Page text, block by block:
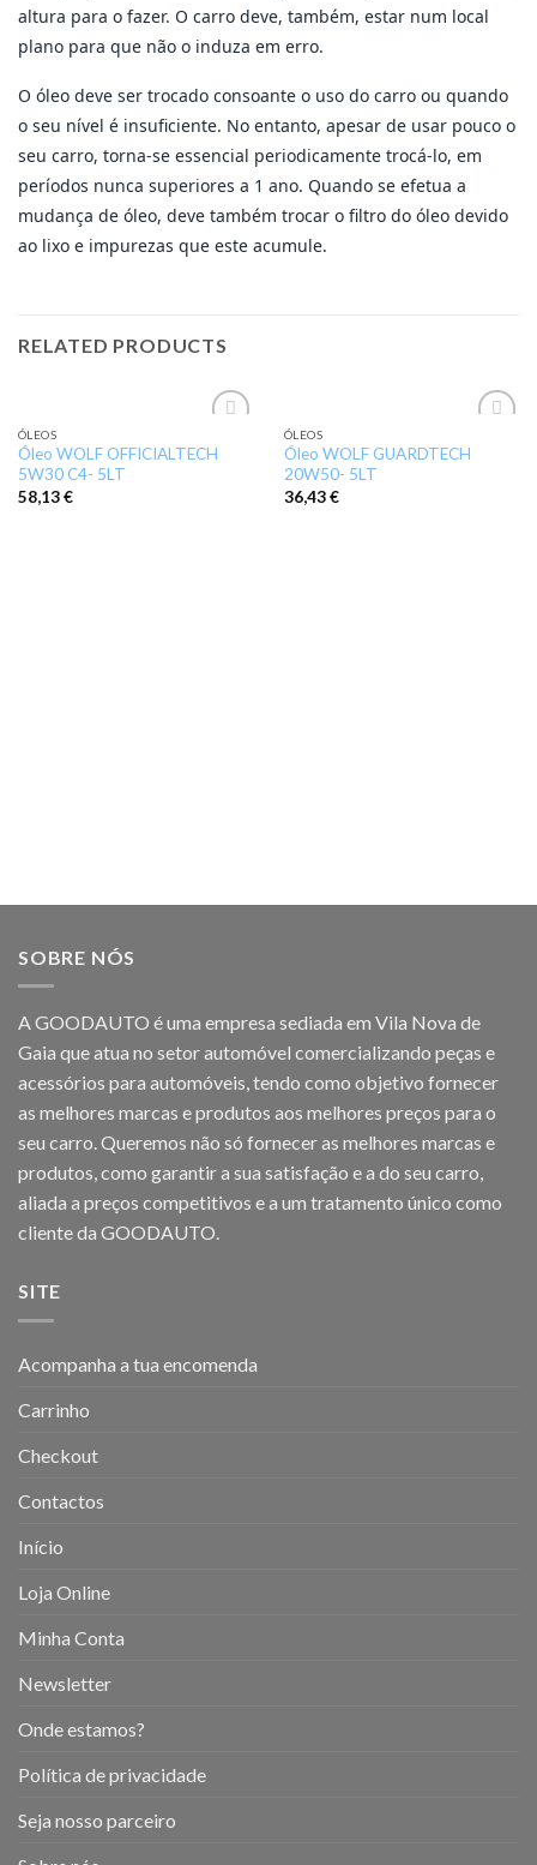
altura para o fazer. O carro deve, também, estar num local
plano para que não o induza em erro.
O óleo deve ser trocado consoante o uso do carro ou quando
o seu nível é insuficiente. No entanto, apesar de usar pouco o
seu carro, torna-se essencial periodicamente trocá-lo, em
períodos nunca superiores a 1 ano. Quando se efetua a
mudança de óleo, deve também trocar o filtro do óleo devido
ao lixo e impurezas que este acumule.
RELATED PRODUCTS
Add to
wishlist
ÓLEOS
Óleo WOLF OFFICIALTECH
5W30 C4- 5LT
58,13€
Add to
wishlist
ÓLEOS
Óleo WOLF GUARDTECH
20W50- 5LT
36,43€
SOBRE NÓS
A GOODAUTO é uma empresa sediada em Vila Nova de
Gaia que atua no setor automóvel comercializando peças e
acessórios para automóveis, tendo como objetivo fornecer
as melhores marcas e produtos aos melhores preços para o
seu carro. Queremos não só fornecer as melhores marcas e
produtos, como garantir a sua satisfação e a do seu carro,
aliada a preços competitivos e a um tratamento único como
cliente da GOODAUTO.
SITE
Acompanha a tua encomenda
Carrinho
Checkout
Contactos
Início
Loja Online
Minha Conta
Newsletter
Onde estamos?
Política de privacidade
Seja nosso parceiro